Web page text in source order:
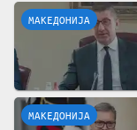
МАКЕДОНИЈА
МАКЕДОНИЈА